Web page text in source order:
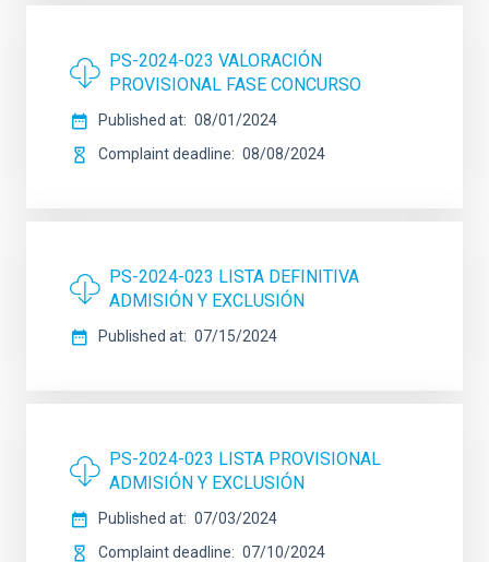
PS-2024-023 VALORACIÓN
PROVISIONAL FASE CONCURSO
Published at
08/01/2024
Complaint deadline
08/08/2024
PS-2024-023 LISTA DEFINITIVA
ADMISIÓN Y EXCLUSIÓN
Published at 07/15/2024
PS-2024-023 LISTA PROVISIONAL
ADMISIÓN Y EXCLUSIÓN
Published at
07/03/2024
Complaint deadline
07/10/2024